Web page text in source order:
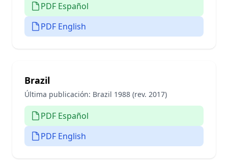
PDF Español
PDF English
Brazil
Última publicación: Brazil 1988 (rev. 2017)
PDF Español
PDF English